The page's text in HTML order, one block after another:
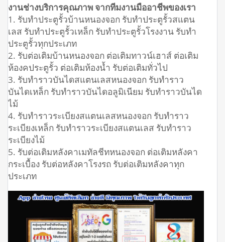
งานช่างบริการคุณภาพ จากทีมงานมืออาชีพของเรา
1. รับทำประตูรั้วบ้านหนองจอก รับทำประตูรั้วสแตน
เลส รับทำประตูรั้วเหล็ก รับทำประตูรั้วโรงงาน รับทำ
ประตูรั้วทุกประเภท
2. รับต่อเติมบ้านหนองจอก ต่อเติมทาวน์เฮาส์ ต่อเติม
ห้องคประตูรั้ว ต่อเติมห้องน้ำ รับต่อเติมทั่วไป
3. รับทำราวบันไดสแตนเลสหนองจอก รับทำราว
บันไดเหล็ก รับทำราวบันไดอลูมิเนียม รับทำราวบันได
ไม้
4. รับทำราวระเบียงสแตนเลสหนองจอก รับทำราว
ระเบียงเหล็ก รับทำราวระเบียงสแตนเลส รับทำราว
ระเบียงไม้
5. รับต่อเติมหลังคาเมทัลชีทหนองจอก ต่อเติมหลังคา
กระเบื้อง รับต่อหลังคาโรงรถ รับต่อเติมหลังคาทุก
ประเภท